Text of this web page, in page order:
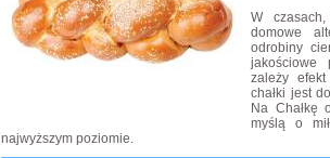
W
domowe
odrobiny
zależy
chałki jest
Na Chałkę
myślą o
najwyższym poziomie.